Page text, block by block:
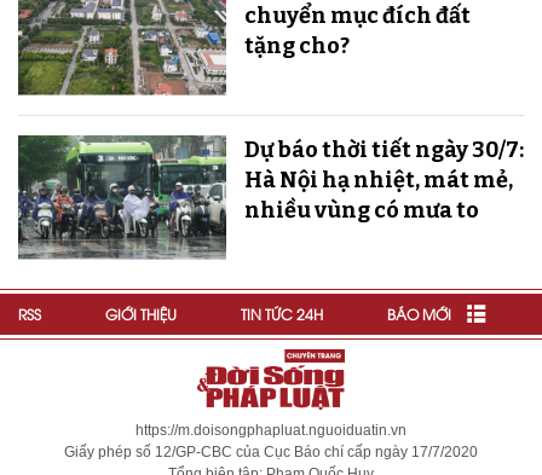
chuyển mục đích đất
tặng cho?
Dự báo thời tiết ngày 30/7:
Hà Nội hạ nhiệt, mát mẻ,
nhiều vùng có mưa to
RSS GIỚI THIỆU TIN TỨC 24H BÁO MỚI
https://m.doisongphapluat.nguoiduatin.vn
Giấy phép số 12/GP-CBC của Cục Báo chí cấp ngày 17/7/2020